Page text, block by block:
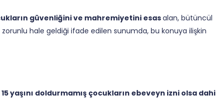
güvenliğini ve mahremiyetini esasalan, bütüncül
zorunlu hale geldiği ifade edilen sunumda, bu konuya ilişkin
15 yaşını doldurmamış çocukların ebeveyn izni olsa dahi